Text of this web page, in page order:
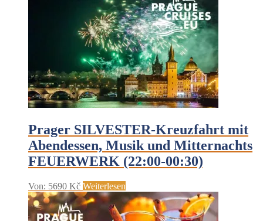
Prager SILVESTER-Kreuzfahrt mit
Abendessen, Musik und Mitternachts
FEUERWERK (22:00-00:30)
Von: 5690 Kč Weiterlesen